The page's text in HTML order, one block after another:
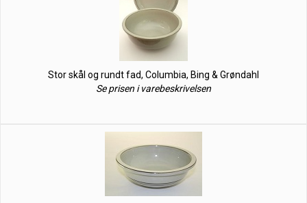
Stor skål og rundt fad, Columbia, Bing & Grøndahl
Se prisen i varebeskrivelsen